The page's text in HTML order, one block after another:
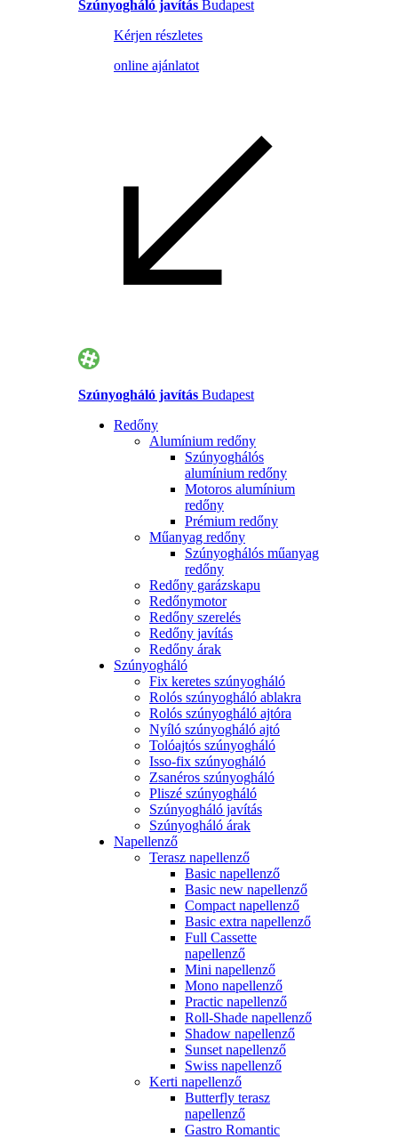
Szúnyogháló javítás Budapest
Kérjen részletes
online ajánlatot
Szúnyogháló javítás Budapest
Redőny
Alumínium redőny
Szúnyoghálós
alumínium redőny
Motoros alumínium
redőny
Prémium redőny
Műanyag redőny
Szúnyoghálós műanyag
redőny
Redőny garázskapu
Redőnymotor
Redőny szerelés
Redőny javítás
Redőny árak
Szúnyogháló
Fix keretes szúnyogháló
Rolós szúnyogháló ablakra
Rolós szúnyogháló ajtóra
Nyíló szúnyogháló ajtó
Tolóajtós szúnyogháló
Isso-fix szúnyogháló
Zsanéros szúnyogháló
Pliszé szúnyogháló
Szúnyogháló javítás
Szúnyogháló árak
Napellenző
Terasz napellenző
Basic napellenző
Basic new napellenző
Compact napellenző
Basic extra napellenző
Full Cassette
napellenző
Mini napellenző
Mono napellenző
Practic napellenző
Roll-Shade napellenző
Shadow napellenző
Sunset napellenző
Swiss napellenző
Kerti napellenző
Butterfly terasz
napellenző
Gastro Romantic